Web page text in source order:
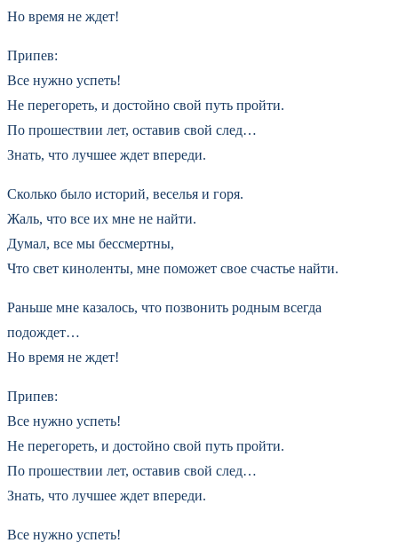
Но время не ждет!
Припев:
Все нужно успеть!
Не перегореть, и достойно свой путь пройти.
По прошествии лет, оставив свой след…
Знать, что лучшее ждет впереди.
Сколько было историй, веселья и горя.
Жаль, что все их мне не найти.
Думал, все мы бессмертны,
Что свет киноленты, мне поможет свое счастье найти.
Раньше мне казалось, что позвонить родным всегда
подождет…
Но время не ждет!
Припев:
Все нужно успеть!
Не перегореть, и достойно свой путь пройти.
По прошествии лет, оставив свой след…
Знать, что лучшее ждет впереди.
Все нужно успеть!